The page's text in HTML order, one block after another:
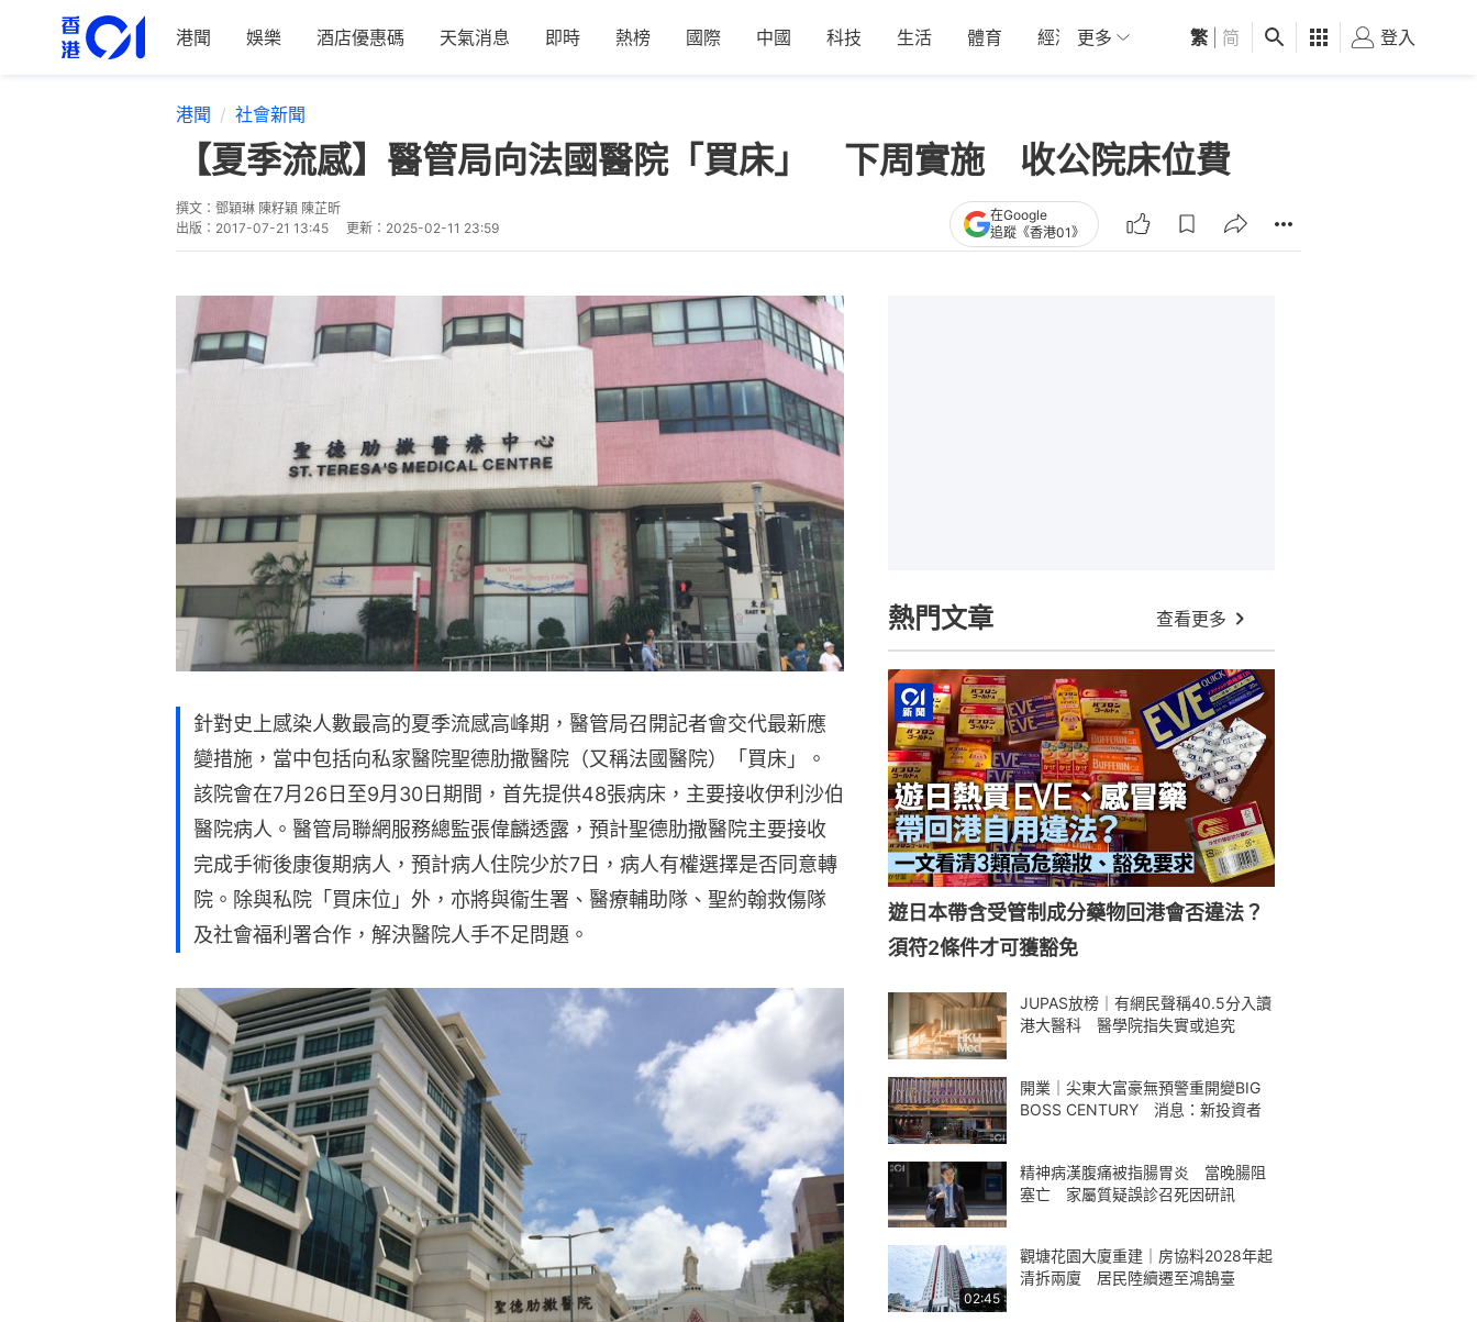
港聞 娛樂 酒店優惠碼 天氣消息 即時 熱榜 國際 中國 科技 生活 體育 經濟 01深圳 觀點 健康 好食玩飛
更多 繁 简 登入
港聞 社會新聞
【夏季流感】醫管局向法國醫院「買床」 下周實施 收公院床位費
撰文： 鄧穎琳 陳籽穎 陳芷昕
出版： 2017-07-21 13:45 更新： 2025-02-11 23:59
在Google
追蹤《香港01》
針對史上感染人數最高的夏季流感高峰期，醫管局召開記者會交代最新應
變措施，當中包括向私家醫院聖德肋撒醫院（又稱法國醫院）「買床」。
該院會在7月26日至9月30日期間，首先提供48張病床，主要接收伊利沙伯
醫院病人。醫管局聯網服務總監張偉麟透露，預計聖德肋撒醫院主要接收
完成手術後康復期病人，預計病人住院少於7日，病人有權選擇是否同意轉
院。除與私院「買床位」外，亦將與衞生署、醫療輔助隊、聖約翰救傷隊
及社會福利署合作，解決醫院人手不足問題。
熱門文章 查看更多
遊日本帶含受管制成分藥物回港會否違法？
須符2條件才可獲豁免
JUPAS放榜｜有網民聲稱40.5分入讀
港大醫科 醫學院指失實或追究
開業｜尖東大富豪無預警重開變BIG
BOSS CENTURY 消息：新投資者
精神病漢腹痛被指腸胃炎 當晚腸阻
塞亡 家屬質疑誤診召死因研訊
02:45
觀塘花園大廈重建｜房協料2028年起
清拆兩廈 居民陸續遷至鴻鵠臺